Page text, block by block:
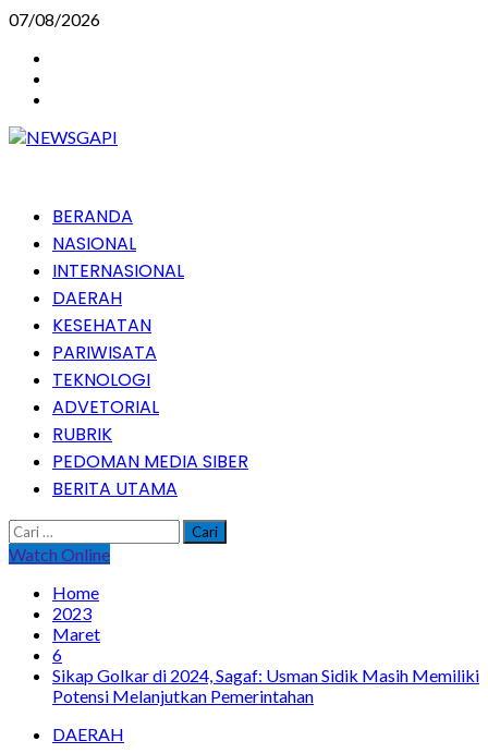
Skip
content
07/08/2026
PrimaryBERANDA
NASIONAL
INTERNASIONAL
DAERAH
KESEHATAN
PARIWISATA
TEKNOLOGI
ADVETORIAL
RUBRIK
PEDOMAN MEDIA SIBER
BERITA UTAMA
Cari
untuk:
Watch Online
Home
2023
Maret
6
Sikap Golkar di 2024, Sagaf: Usman Sidik Masih Memiliki
Potensi Melanjutkan Pemerintahan
DAERAH